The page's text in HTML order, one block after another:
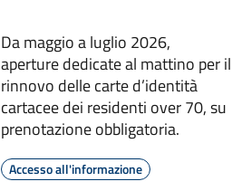
Da maggio a luglio 2026,
aperture dedicate al mattino per il
rinnovo delle carte d’identità
cartacee dei residenti over 70, su
prenotazione obbligatoria.
Accesso all'informazione